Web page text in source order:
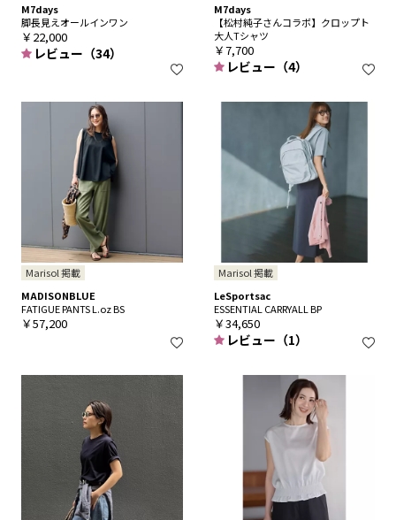
M7days
脚長見えオールインワン
￥22,000
レビュー（34）
M7days
【松村純子さんコラボ】クロップト
大人Tシャツ
￥7,700
レビュー（4）
Marisol 掲載
MADISONBLUE
FATIGUE PANTS L.oz BS
￥57,200
Marisol 掲載
LeSportsac
ESSENTIAL CARRYALL BP
￥34,650
レビュー（1）